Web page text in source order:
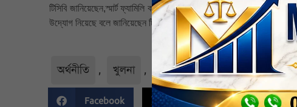
টিসিবি জানিয়েছেন,স্মার্ট ফ্যামিলি কার্ডধারী সুবিধাভোগীর বাইরেও সাধারন
উদ্যোগ নিয়েছে বলে জানিয়েছেন টিসিবি।
অর্থনীতি , খুলনা , নির্বাচিত , বাগেরহাট জেলা ,
Facebook Twitter